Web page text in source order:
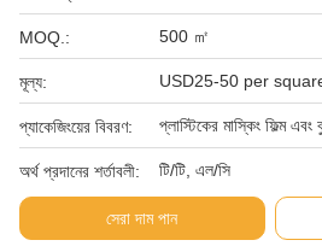
MOQ.: 500 ㎡
মূল্য: USD25-50 per
প্যাকেজিংয়ের বিবরণ: প্লাস্টিকের মাস্কিং ফিল্ম এবং
অর্থ প্রদানের শর্তাবলী: টি/টি, এল/সি
সেরা দাম পান